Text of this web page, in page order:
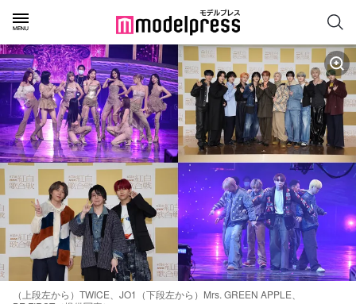
（上段左から）TWICE、JO1（下段左から）Mrs. GREEN APPLE、